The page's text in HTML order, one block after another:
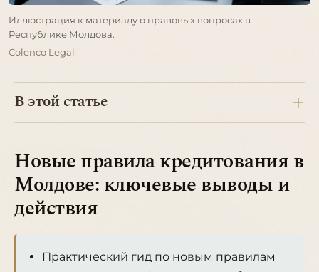
Иллюстрация к материалу о правовых вопросах в
Республике Молдова.
Colenco Legal
В этой статье
Новые правила кредитования в
Молдове: ключевые выводы и
действия
Практический гид по новым правилам